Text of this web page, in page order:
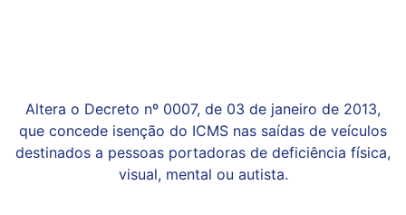
Altera o Decreto nº 0007, de 03 de janeiro de 2013,
que concede isenção do ICMS nas saídas de veículos
destinados a pessoas portadoras de deficiência física,
visual, mental ou autista.